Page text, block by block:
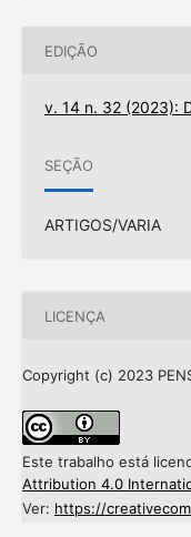
EDIÇÃO
v. 14 n. 32 (2023):
SEÇÃO
ARTIGOS/VARIA
LICENÇA
Copyright (c) 2023
Este trabalho está
Attribution 4.0
Ver: https://